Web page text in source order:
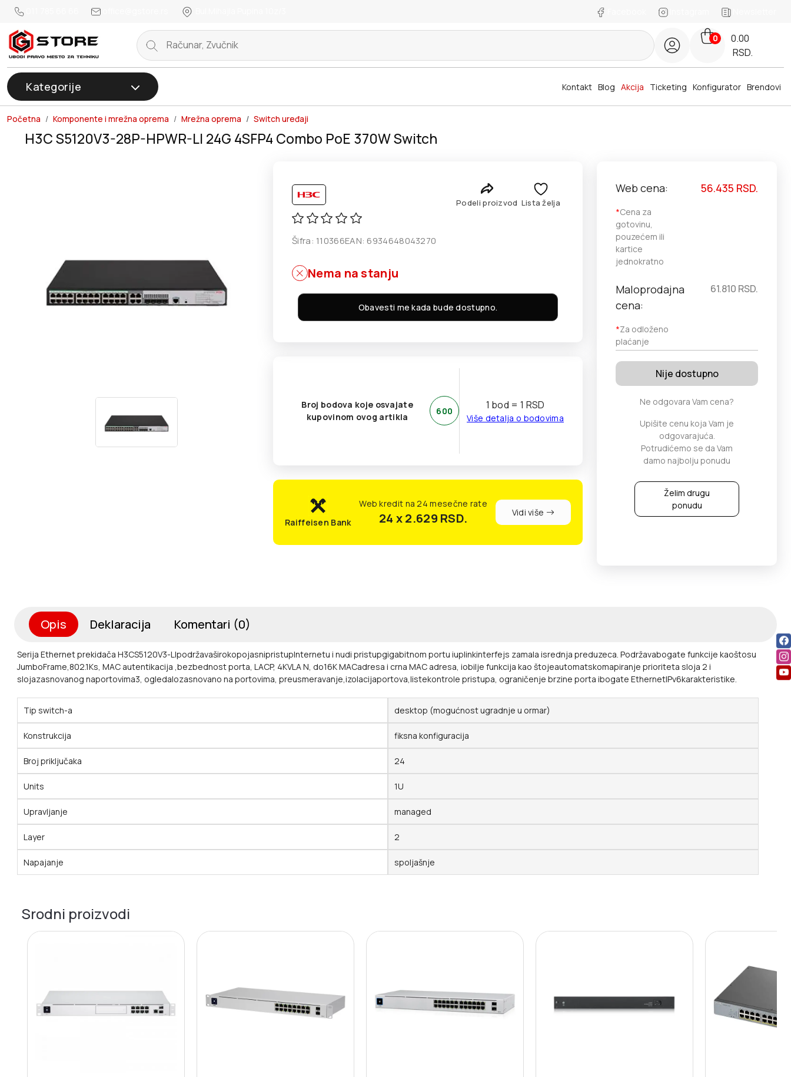
Instagram Newsletter
0
0.00
RSD.
Kategorije Brendovi
Blog Akcija
Kontakt Ticketing Konfigurator
Početna Komponente i mrežna oprema Mrežna oprema Switch uređaji
H3C S5120V3-28P-HPWR-LI 24G 4SFP4 Combo PoE 370W Switch
Podeli proizvod Lista želja
Šifra: 110366EAN: 6934648043270
Nema na stanju
Obavesti me kada bude dostupno.
Broj bodova koje osvajate
kupovinom ovog artikla
600 1 bod = 1 RSD
Više detalja o bodovima
Raiffeisen Bank
Web kredit na 24 mesečne rate
24 x 2.629 RSD. Vidi više
Web cena:
*Cena za
gotovinu,
pouzećem ili
kartice
jednokratno
56.435 RSD.
Maloprodajna
cena:
*Za odloženo
plaćanje
61.810 RSD.
Nije dostupno
Ne odgovara Vam cena?
Upišite cenu koja Vam je
odgovarajuća.
Potrudićemo se da Vam
damo najbolju ponudu
Želim drugu
ponudu
Opis Deklaracija Komentari (0)
Serija Ethernet prekidača H3CS5120V3-LIpodržavaširokopojasnipristupInternetu i nudi pristupgigabitnom portu iuplinkinterfejs zamala isrednja preduzeca. Podržavabogate funkcije kaoštosu
JumboFrame,802.1Ks, MAC autentikacija ,bezbednost porta, LACP, 4KVLA N, do16K MACadresa i crna MAC adresa, iobilje funkcija kao štojeautomatskomapiranje prioriteta sloja 2 i
slojazasnovanog naportovima3, ogledalozasnovano na portovima, preusmeravanje,izolacijaportova,listekontrole pristupa, ograničenje brzine porta ibogate EthernetIPv6karakteristike.
Tip switch-a desktop (mogućnost ugradnje u ormar)
Konstrukcija fiksna konfiguracija
Broj priključaka 24
Units 1U
Upravljanje managed
Layer 2
Napajanje spoljašnje
Srodni proizvodi